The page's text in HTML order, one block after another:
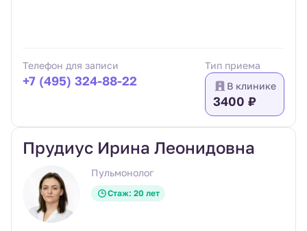
Тип приема
В клинике
3400 ₽
Телефон для записи
+7 (495) 324-88-22
Прудиус Ирина Леонидовна
Пульмонолог
Стаж: 20 лет